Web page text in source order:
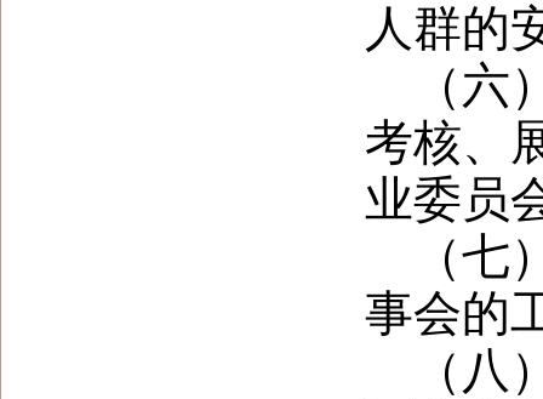
人群的
（
考核、
业委员
（
事会的
（八